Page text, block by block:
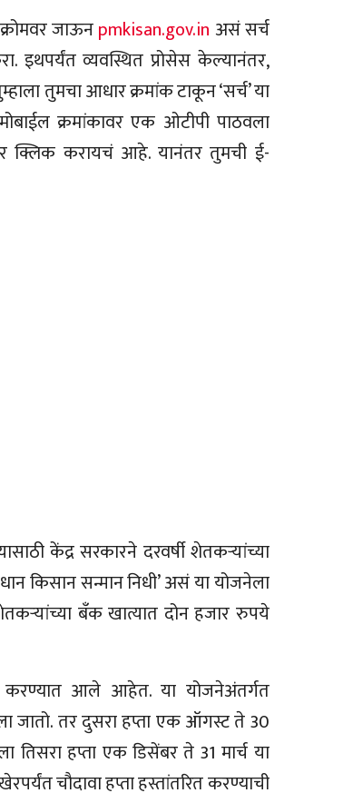
जाऊनpmkisan.gov.in असं सर्च
इथपर्यंत व्यवस्थित प्रोसेस केल्यानंतर,
तुमचा आधार क्रमांक टाकून ‘सर्च’ या
क्रमांकावर एक ओटीपी पाठवला
क्लिक करायचं आहे. यानंतर तुमची ई-
केंद्र सरकारने दरवर्षी शेतकऱ्यांच्या
किसान सन्मान निधी’ असं या योजनेला
बँक खात्यात दोन हजार रुपये
करण्यात आले आहेत. या योजनेअंतर्गत
जातो. तर दुसरा हप्ता एक ऑगस्ट ते 30
तिसरा हप्ता एक डिसेंबर ते 31 मार्च या
चौदावा हप्ता हस्तांतरित करण्याची